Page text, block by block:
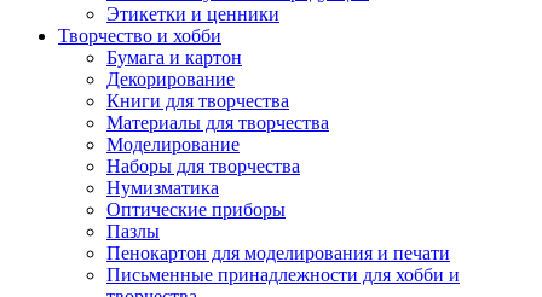
Этикетки и ценники
Творчество и хобби
Бумага и картон
Декорирование
Книги для творчества
Материалы для творчества
Моделирование
Наборы для творчества
Нумизматика
Оптические приборы
Пазлы
Пенокартон для моделирования и печати
Письменные принадлежности для хобби и